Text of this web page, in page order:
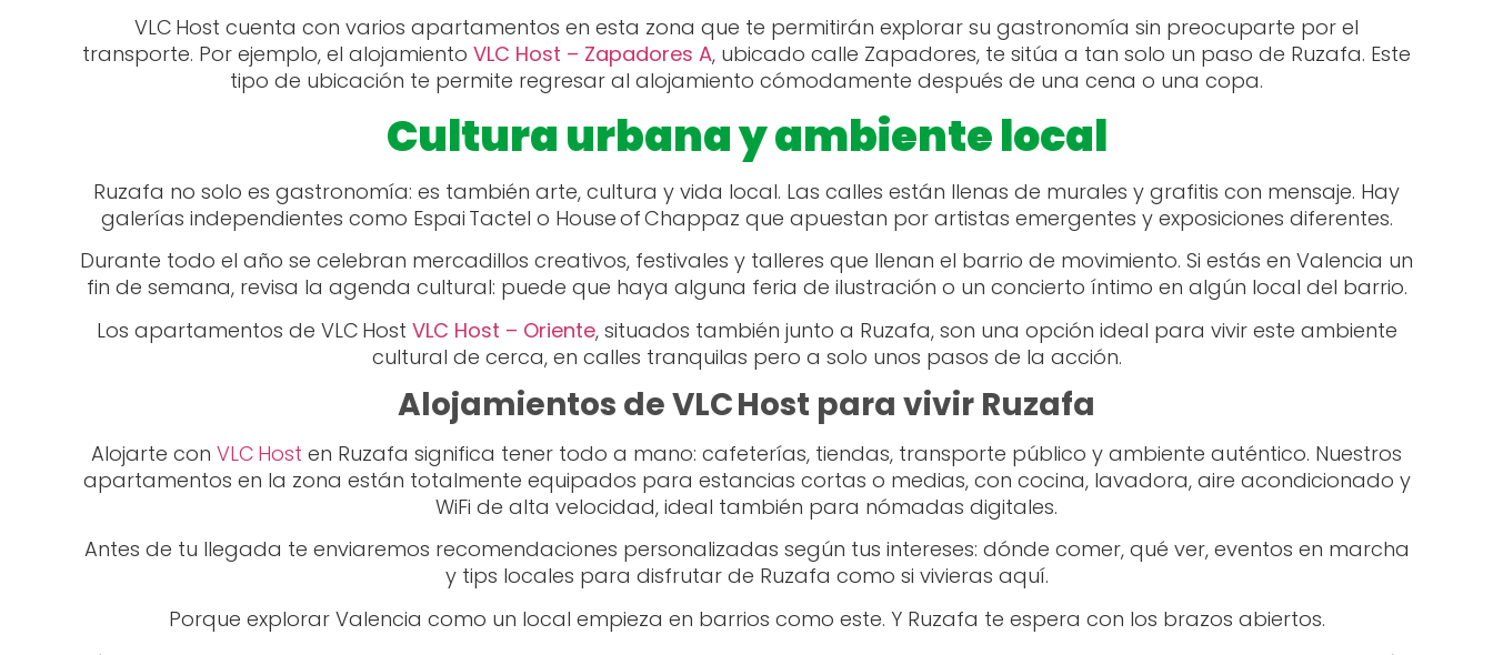
VLC Host cuenta con varios apartamentos en esta zona que te permitirán explorar su gastronomía sin preocuparte por el
transporte. Por ejemplo, el alojamiento VLC Host – Zapadores A, ubicado calle Zapadores, te sitúa a tan solo un paso de Ruzafa. Este
tipo de ubicación te permite regresar al alojamiento cómodamente después de una cena o una copa.
Cultura urbana y ambiente local
Ruzafa no solo es gastronomía: es también arte, cultura y vida local. Las calles están llenas de murales y grafitis con mensaje. Hay
galerías independientes como Espai Tactel o House of Chappaz que apuestan por artistas emergentes y exposiciones diferentes.
Durante todo el año se celebran mercadillos creativos, festivales y talleres que llenan el barrio de movimiento. Si estás en Valencia un
fin de semana, revisa la agenda cultural: puede que haya alguna feria de ilustración o un concierto íntimo en algún local del barrio.
Los apartamentos de VLC Host VLC Host – Oriente, situados también junto a Ruzafa, son una opción ideal para vivir este ambiente
cultural de cerca, en calles tranquilas pero a solo unos pasos de la acción.
Alojamientos de VLC Host para vivir Ruzafa
Alojarte con VLC Host en Ruzafa significa tener todo a mano: cafeterías, tiendas, transporte público y ambiente auténtico. Nuestros
apartamentos en la zona están totalmente equipados para estancias cortas o medias, con cocina, lavadora, aire acondicionado y
WiFi de alta velocidad, ideal también para nómadas digitales.
Antes de tu llegada te enviaremos recomendaciones personalizadas según tus intereses: dónde comer, qué ver, eventos en marcha
y tips locales para disfrutar de Ruzafa como si vivieras aquí.
Porque explorar Valencia como un local empieza en barrios como este. Y Ruzafa te espera con los brazos abiertos.